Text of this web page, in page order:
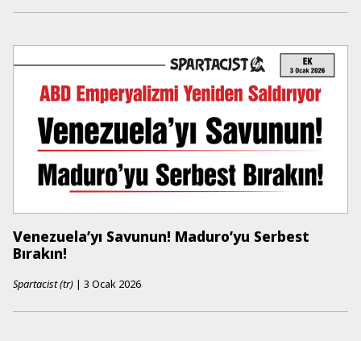
Venezuela’yı Savunun! Maduro’yu Serbest
Bırakın!
Spartacist (tr) | 3 Ocak 2026